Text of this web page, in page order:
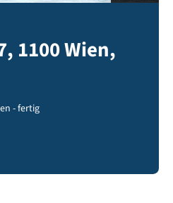
1100 Wien,
- fertig